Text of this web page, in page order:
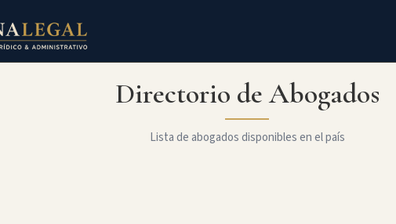
Directorio de Abogados
Lista de abogados disponibles en el país